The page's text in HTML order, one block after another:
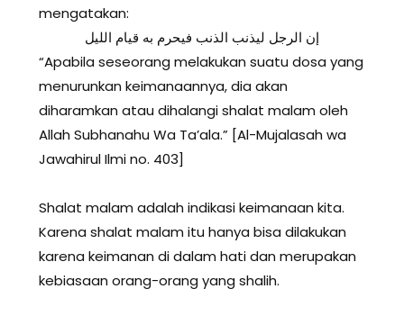
mengatakan:
إن الرجل ليذنب الذنب فيحرم به قيام الليل
“Apabila seseorang melakukan suatu dosa yang
menurunkan keimanaannya, dia akan
diharamkan atau dihalangi shalat malam oleh
Allah Subhanahu Wa Ta’ala.” [Al-Mujalasah wa
Jawahirul Ilmi no. 403]
Shalat malam adalah indikasi keimanaan kita.
Karena shalat malam itu hanya bisa dilakukan
karena keimanan di dalam hati dan merupakan
kebiasaan orang-orang yang shalih.